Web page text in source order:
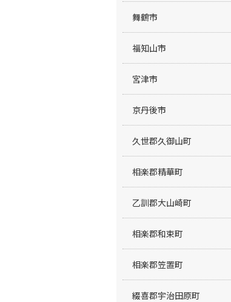
舞鶴市
福知山市
宮津市
京丹後市
久世郡久御山町
相楽郡精華町
乙訓郡大山崎町
相楽郡和束町
相楽郡笠置町
綴喜郡宇治田原町